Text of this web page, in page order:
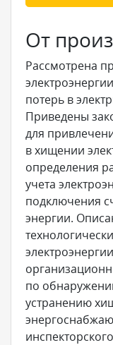
От
Рассмотрена
потерь в
Приведены
для
в хищении
определения
учета
подключения
энергии.
по
устранению